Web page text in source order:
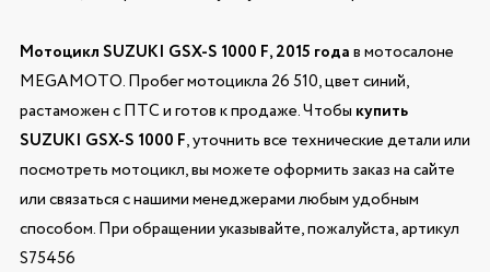
Мотоцикл SUZUKI GSX-S 1000 F, 2015 годав мотосалоне
MEGAMOTO. Пробег мотоцикла 26 510, цвет синий,
растаможен с ПТС и готов к продаже. Чтобы купить
SUZUKI GSX-S 1000 F, уточнить все технические детали или
посмотреть мотоцикл, вы можете оформить заказ на сайте
или связаться с нашими менеджерами любым удобным
способом. При обращении указывайте, пожалуйста, артикул
S75456